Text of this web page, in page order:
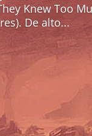
Knew Too
De alto...